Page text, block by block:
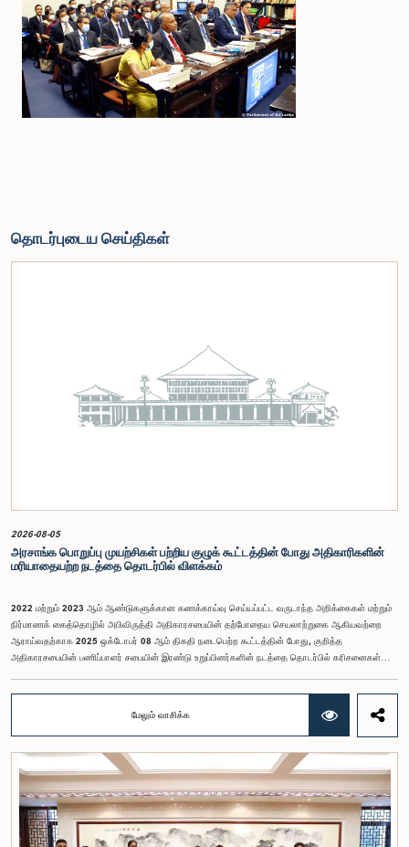
தொடர்புடைய செய்திகள்
2026-08-05
அரசாங்க பொறுப்பு முயற்சிகள் பற்றிய குழுக் கூட்டத்தின் போது அதிகாரிகளின்
மரியாதையற்ற நடத்தை தொடர்பில் விளக்கம்
2022 மற்றும் 2023 ஆம் ஆண்டுகளுக்கான கணக்காய்வு செய்யப்பட்ட வருடாந்த அறிக்கைகள் மற்றும்
நிர்மாணக் கைத்தொழில் அபிவிருத்தி அதிகாரசபையின் தற்போதைய செயலாற்றுகை ஆகியவற்றை
ஆராய்வதற்காக 2025 ஒக்டோபர் 08 ஆம் திகதி நடைபெற்ற கூட்டத்தின் போது, குறித்த
அதிகாரசபையின் பணிப்பாளர் சபையின் இரண்டு உறுப்பினர்களின் நடத்தை தொடர்பில் கரிசனைகள்
இக்கூட்டத்தில் கலந்துகொண்டார் என்பதைக் குழு அவதானித்தது. மேலும், தாபிக்கப்பட்ட பாராளுமன்ற
நடைமுறை மற்றும் ஒழுங்குமுறைகளுக்கு முரணான வகையில், தவிசாளரின் முன் அனுமதியைப்
பெறாமலேயே இரு அதிகாரிகளும் குழுவின் நடவடிக்கைகளிலிருந்து வெளியேறினர். இச்சம்பவங்களைத்
தொடர்ந்து, அரசாங்க பொறுப்பு முயற்சிகள் பற்றிய குழுவின் கௌரவ தவிசாளரினால் எழுப்பப்பட்ட
சிறப்புரிமைப் பிரச்சினையினையடுத்து, பாராளுமன்றத்தை அவமதித்தமை தொடர்பான
குற்றச்சாட்டுகளின் பேரில் இரு அதிகாரிகளும் 2026 பெப்ரவரி 17 ஆம் திகதி ஒழுக்கநெறிகள் மற்றும்
சிறப்புரிமைகள் பற்றிய குழுவின் முன்னிலையில் ஆஜராகினர். இந்த நடவடிக்கைகளின் போது, அவர்கள்
தமது நடத்தைக்காக மனப்பூர்வமான மன்னிப்பைக் கோரினர். உரிய பரிசீலனையின் பின்னர்,
மேலும் வாசிக்க